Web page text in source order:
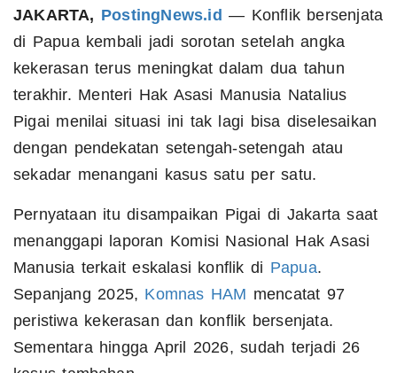
JAKARTA, PostingNews.id — Konflik bersenjata
di Papua kembali jadi sorotan setelah angka
kekerasan terus meningkat dalam dua tahun
terakhir. Menteri Hak Asasi Manusia Natalius
Pigai menilai situasi ini tak lagi bisa diselesaikan
dengan pendekatan setengah-setengah atau
sekadar menangani kasus satu per satu.
Pernyataan itu disampaikan Pigai di Jakarta saat
menanggapi laporan Komisi Nasional Hak Asasi
Manusia terkait eskalasi konflik di Papua.
Sepanjang 2025, Komnas HAM mencatat 97
peristiwa kekerasan dan konflik bersenjata.
Sementara hingga April 2026, sudah terjadi 26